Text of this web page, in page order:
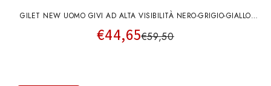
GILET NEW UOMO GIVI AD ALTA VISIBILITÀ NERO-GRIGIO-GIALLO
FLUO
€44,65€59,50